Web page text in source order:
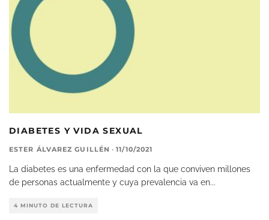
DIABETES Y VIDA SEXUAL
ESTER ÁLVAREZ GUILLÉN · 11/10/2021
La diabetes es una enfermedad con la que conviven millones
de personas actualmente y cuya prevalencia va en...
4 MINUTO DE LECTURA